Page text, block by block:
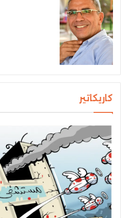
كاريكاتير